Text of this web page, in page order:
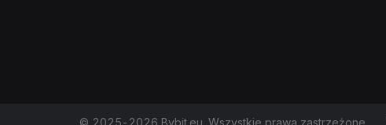
© 2025-2026 Bybit.eu. Wszystkie prawa zastrzeżone.